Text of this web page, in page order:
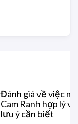
Đánh giá về việc
Cam Ranh hợp lý
lưu ý cần biết